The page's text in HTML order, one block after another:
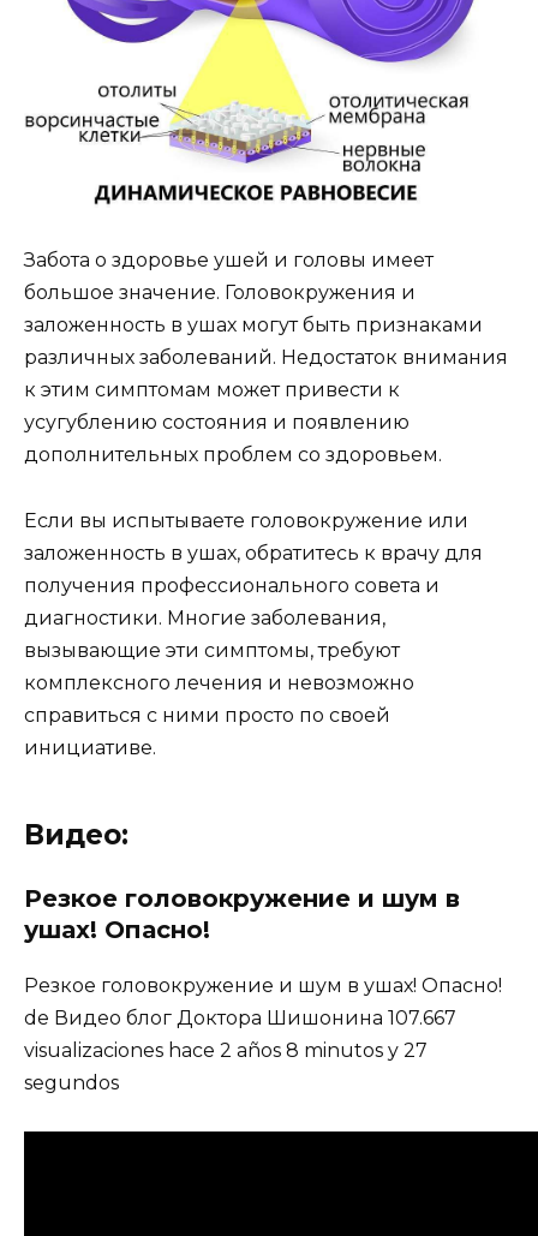
Забота о здоровье ушей и головы имеет
большое значение. Головокружения и
заложенность в ушах могут быть признаками
различных заболеваний. Недостаток внимания
к этим симптомам может привести к
усугублению состояния и появлению
дополнительных проблем со здоровьем.
Если вы испытываете головокружение или
заложенность в ушах, обратитесь к врачу для
получения профессионального совета и
диагностики. Многие заболевания,
вызывающие эти симптомы, требуют
комплексного лечения и невозможно
справиться с ними просто по своей
инициативе.
Видео:
Резкое головокружение и шум в
ушах! Опасно!
Резкое головокружение и шум в ушах! Опасно!
de Видео блог Доктора Шишонина 107.667
visualizaciones hace 2 años 8 minutos y 27
segundos